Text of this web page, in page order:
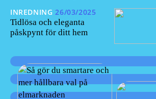
INREDNING 26/03/2025
Tidlösa och eleganta
påskpynt för ditt hem